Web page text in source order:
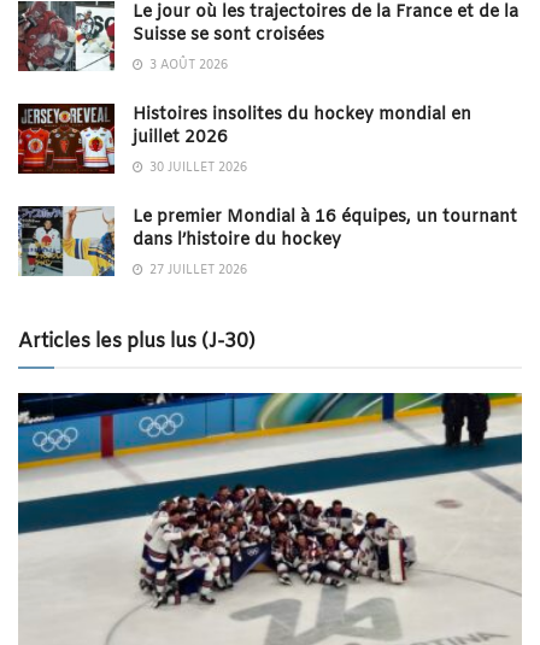
Le jour où les trajectoires de la France et de la
Suisse se sont croisées
3 AOÛT 2026
Histoires insolites du hockey mondial en
juillet 2026
30 JUILLET 2026
Le premier Mondial à 16 équipes, un tournant
dans l’histoire du hockey
27 JUILLET 2026
Articles les plus lus (J-30)